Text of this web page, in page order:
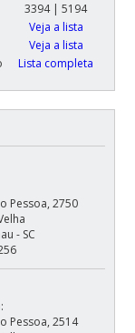
3394 | 5194
Veja a lista
Veja a lista
Lista completa
Pessoa, 2750
- SC
Pessoa, 2514